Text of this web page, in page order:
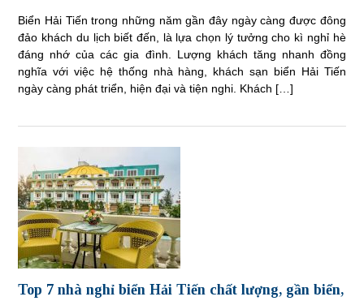
Biển Hải Tiến trong những năm gần đây ngày càng được đông
đảo khách du lịch biết đến, là lựa chọn lý tưởng cho kì nghỉ hè
đáng nhớ của các gia đình. Lượng khách tăng nhanh đồng
nghĩa với việc hệ thống nhà hàng, khách sạn biển Hải Tiến
ngày càng phát triển, hiện đại và tiện nghi. Khách […]
Top 7 nhà nghỉ biển Hải Tiến chất lượng, gần biển,